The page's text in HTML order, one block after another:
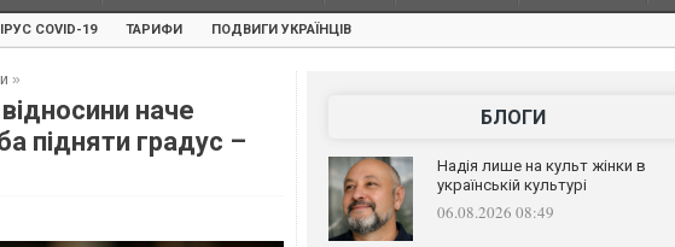
COVID-19 ТАРИФИ ПОДВИГИ УКРАЇНЦІВ
»
наче
підняти градус –
БЛОГИ
Надія лише на культ жінки в
українській культурі
06.08.2026 08:49